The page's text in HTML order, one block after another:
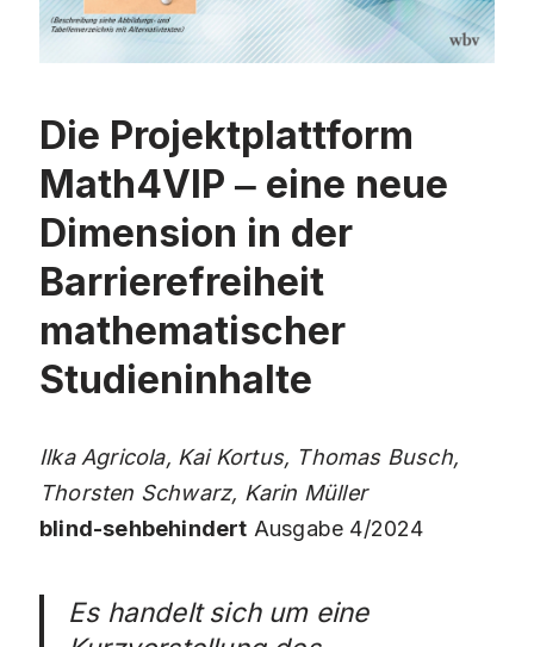
Die Projektplattform
Math4VIP ‒ eine neue
Dimension in der
Barrierefreiheit
mathematischer
Studieninhalte
Ilka Agricola, Kai Kortus, Thomas Busch,
Thorsten Schwarz, Karin Müller
blind-sehbehindert Ausgabe 4/2024
Es handelt sich um eine